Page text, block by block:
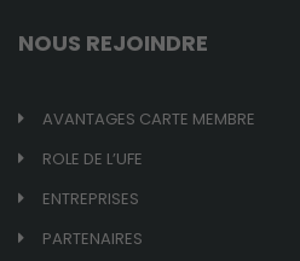
NOUS REJOINDRE
AVANTAGES CARTE MEMBRE
ROLE DE L’UFE
ENTREPRISES
PARTENAIRES